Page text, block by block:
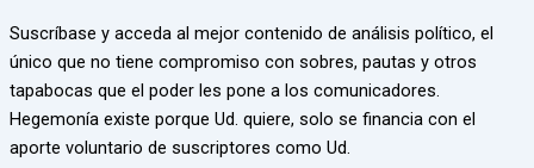
Suscríbase y acceda al mejor contenido de análisis político, el
único que no tiene compromiso con sobres, pautas y otros
tapabocas que el poder les pone a los comunicadores.
Hegemonía existe porque Ud. quiere, solo se financia con el
aporte voluntario de suscriptores como Ud.